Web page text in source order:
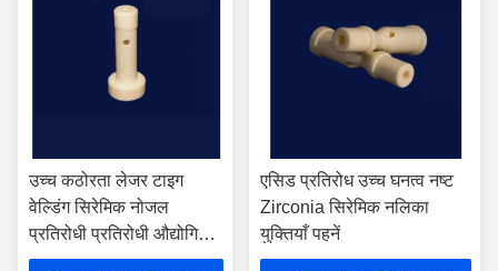
उच्च कठोरता लेजर टाइग
वेल्डिंग सिरेमिक नोजल
प्रतिरोधी प्रतिरोधी औद्योगिक
पहनें
एसिड प्रतिरोध उच्च घनत्व नष्ट
Zirconia सिरेमिक नलिका
युक्तियाँ पहनें